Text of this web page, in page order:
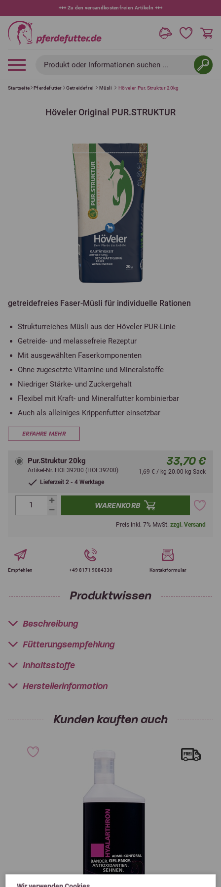
+++ 10 % bei Newsletteranmeldung+++
Produkt oder Informationen suchen ...
Startseite Pferdefutter Getreidefrei Müsli Höveler Pur.Struktur 20kg
Höveler Original PUR.STRUKTUR
getreidefreies Faser-Müsli für individuelle Rationen
Strukturreiches Müsli aus der Höveler PUR-Linie
Getreide- und melassefreie Rezeptur
Mit ausgewählten Faserkomponenten
Ohne zugesetzte Vitamine und Mineralstoffe
Niedriger Stärke- und Zuckergehalt
Flexibel mit Kraft- und Mineralfutter kombinierbar
Auch als alleiniges Krippenfutter einsetzbar
ERFAHRE MEHR
Pur.Struktur 20kg
Artikel-Nr.:HÖF39200 (HOF39200)
Lieferzeit 2 - 4 Werktage
33,70 €
1,69 € / kg 20.00 kg Sack
WARENKORB
Preis inkl. 7% MwSt. zzgl. Versand
Empfehlen +49 8171 9084330 Kontaktformular
Produktwissen
Beschreibung
Fütterungsempfehlung
Inhaltsstoffe
Herstellerinformation
Kunden kauften auch